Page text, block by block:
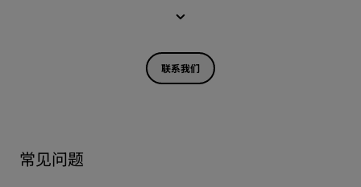
联系我们
常见问题